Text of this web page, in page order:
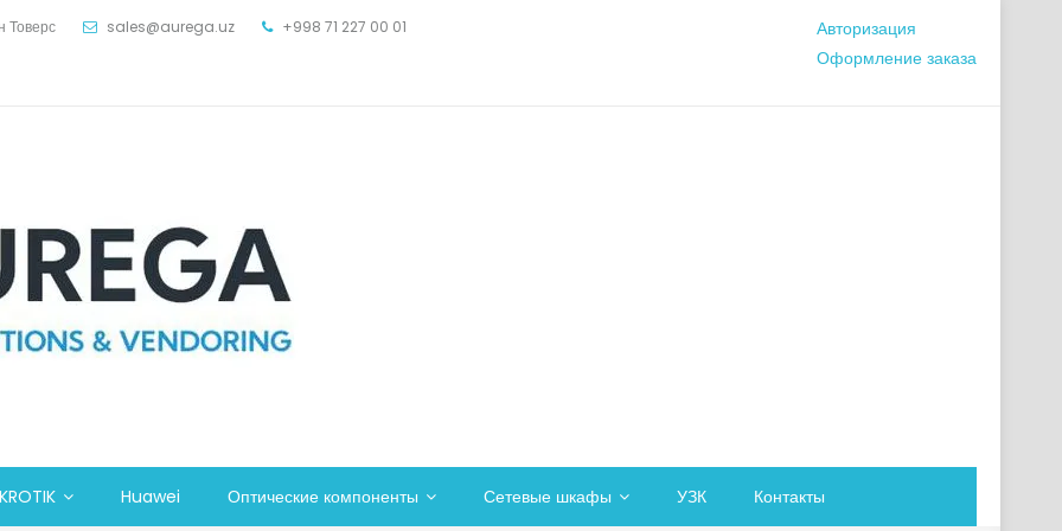
Товерс sales@aurega.uz +998 71 227 00 01
Авторизация
Оформление заказа
Huawei Оптические компоненты Сетевые шкафы УЗК Контакты